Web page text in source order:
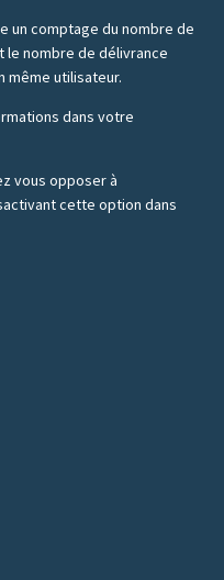
un comptage du nombre de
nombre de délivrance
même utilisateur.
dans votre
vous opposer à
cette option dans